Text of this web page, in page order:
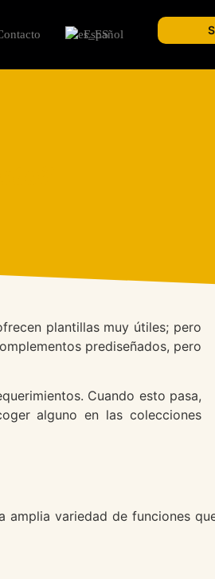
Español
plantillas muy útiles; pero
prediseñados, pero
Cuando esto pasa,
alguno en las colecciones
amplia variedad de funciones